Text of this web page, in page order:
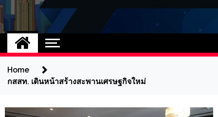
UCD
NEW
Home
กสสท. เดินหน้าสร้างสะพานเศรษฐกิจใหม่